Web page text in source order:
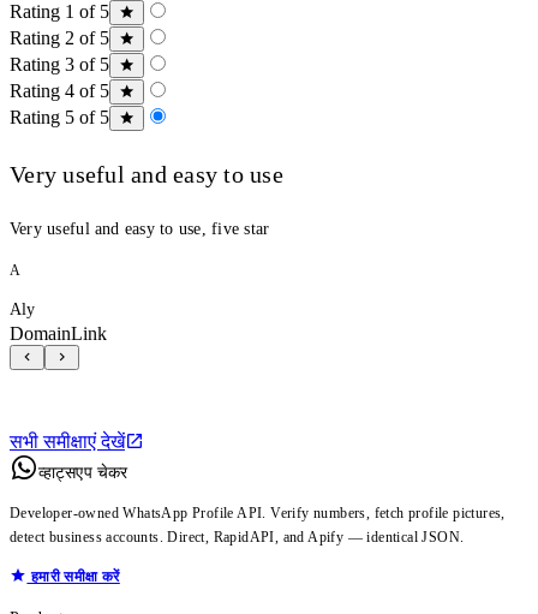
Rating 1 of 5
Rating 2 of 5
Rating 3 of 5
Rating 4 of 5
Rating 5 of 5
Very useful and easy to use
Very useful and easy to use, five star
A
Aly
DomainLink
सभी समीक्षाएं देखें
व्हाट्सएप चेकर
Developer-owned WhatsApp Profile API. Verify numbers, fetch profile pictures,
detect business accounts. Direct, RapidAPI, and Apify — identical JSON.
हमारी समीक्षा करें